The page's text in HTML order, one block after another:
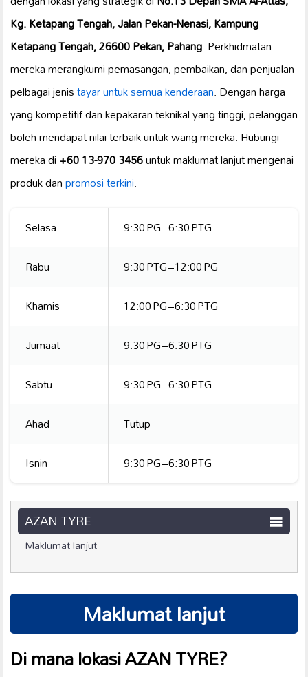
Kg. Ketapang Tengah, Jalan Pekan-Nenasi, Kampung
Ketapang Tengah, 26600 Pekan, Pahang. Perkhidmatan
mereka merangkumi pemasangan, pembaikan, dan penjualan
pelbagai jenistayar untuk semua kenderaan. Dengan harga
yang kompetitif dan kepakaran teknikal yang tinggi, pelanggan
boleh mendapat nilai terbaik untuk wang mereka. Hubungi
mereka di+60 13-970 3456untuk maklumat lanjut mengenai
produk danpromosi terkini.
Selasa
9:30 PG–6:30 PTG
Rabu
9:30 PTG–12:00 PG
Khamis
12:00 PG–6:30 PTG
Jumaat
9:30 PG–6:30 PTG
Sabtu
9:30 PG–6:30 PTG
Ahad
Tutup
Isnin
9:30 PG–6:30 PTG
AZAN TYRE
Maklumat lanjut
Maklumat lanjut
Di mana lokasi AZAN TYRE?